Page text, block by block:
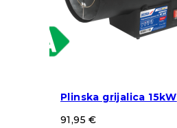
Plinska grijalica 15kW
91,95€